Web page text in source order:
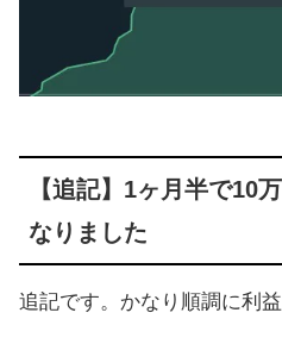
【追記】1ヶ月半で10
なりました
追記です。かなり順調に利